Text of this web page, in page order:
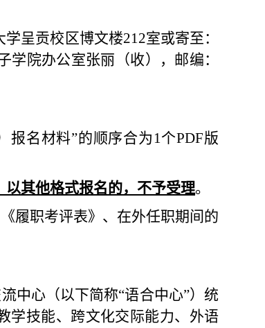
学呈贡校区博文楼212室或寄至：
学院办公室张丽（收），邮编：
报名材料”的顺序合为 1 个PDF版
以其他格式报名的，不予受理。
履职考评表》、在外任职期间的
中心（以下简称“语合中心”）统
学技能、跨文化交际能力、外语